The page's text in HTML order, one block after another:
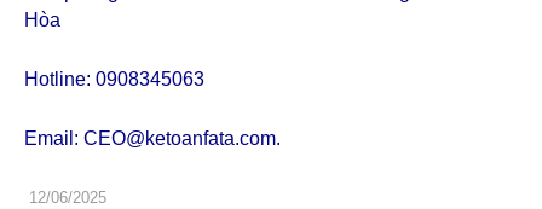
Hòa
Hotline: 0908345063
Email: CEO@ketoanfata.com.
12/06/2025